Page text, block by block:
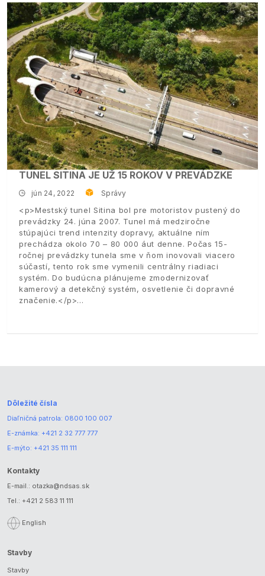
TUNEL SITINA JE UŽ 15 ROKOV V PREVÁDZKE
jún 24, 2022 Správy
<p>Mestský tunel Sitina bol pre motoristov pustený do
prevádzky 24. júna 2007. Tunel má medziročne
stúpajúci trend intenzity dopravy, aktuálne ním
prechádza okolo 70 – 80 000 áut denne. Počas 15-
ročnej prevádzky tunela sme v ňom inovovali viacero
súčastí, tento rok sme vymenili centrálny riadiaci
systém. Do budúcna plánujeme zmodernizovať
kamerový a detekčný systém, osvetlenie či dopravné
značenie.</p>
Dôležité čísla
Diaľničná patrola: 0800 100 007
E-známka: +421 2 32 777 777
E-mýto: +421 35 111 111
Kontakty
E-mail.: otazka@ndsas.sk
Tel.: +421 2 583 11 111
English
Stavby
Stavby